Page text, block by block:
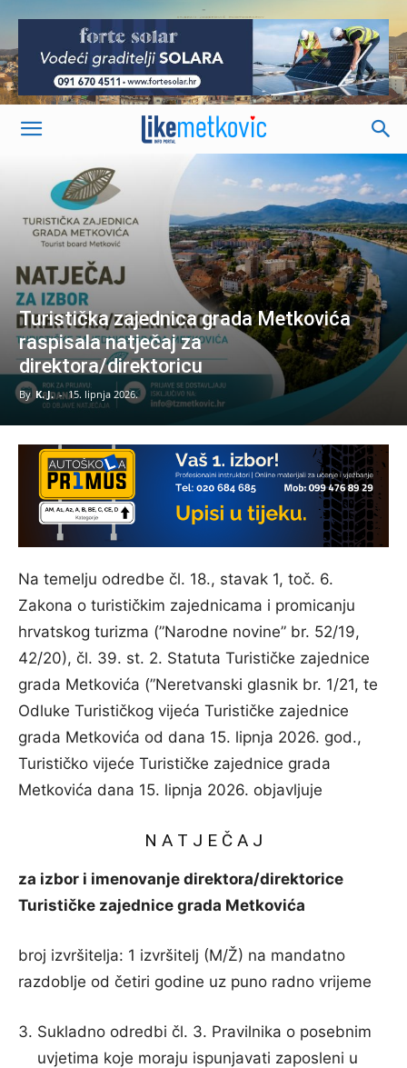
-
Turistička zajednica grada Metkovića
raspisala natječaj za
direktora/direktoricu
By K. J. - 15. lipnja 2026.
Na temelju odredbe čl. 18., stavak 1, toč. 6.
Zakona o turističkim zajednicama i promicanju
hrvatskog turizma (”Narodne novine” br. 52/19,
42/20), čl. 39. st. 2. Statuta Turističke zajednice
grada Metkovića (”Neretvanski glasnik br. 1/21, te
Odluke Turističkog vijeća Turističke zajednice
grada Metkovića od dana 15. lipnja 2026. god.,
Turističko vijeće Turističke zajednice grada
Metkovića dana 15. lipnja 2026. objavljuje
N A T J E Č A J
za izbor i imenovanje direktora/direktorice
Turističke zajednice grada Metkovića
broj izvršitelja: 1 izvršitelj (M/Ž) na mandatno
razdoblje od četiri godine uz puno radno vrijeme
Sukladno odredbi čl. 3. Pravilnika o posebnim
uvjetima koje moraju ispunjavati zaposleni u